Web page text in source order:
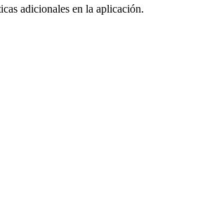
adicionales en la aplicación.